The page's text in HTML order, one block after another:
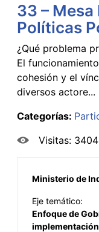
33 –
Políticas
¿Qué problema
El
cohesión y el
diversos actore...
Categorías:
Visitas:
Ministerio de
Eje temático:
Enfoque de